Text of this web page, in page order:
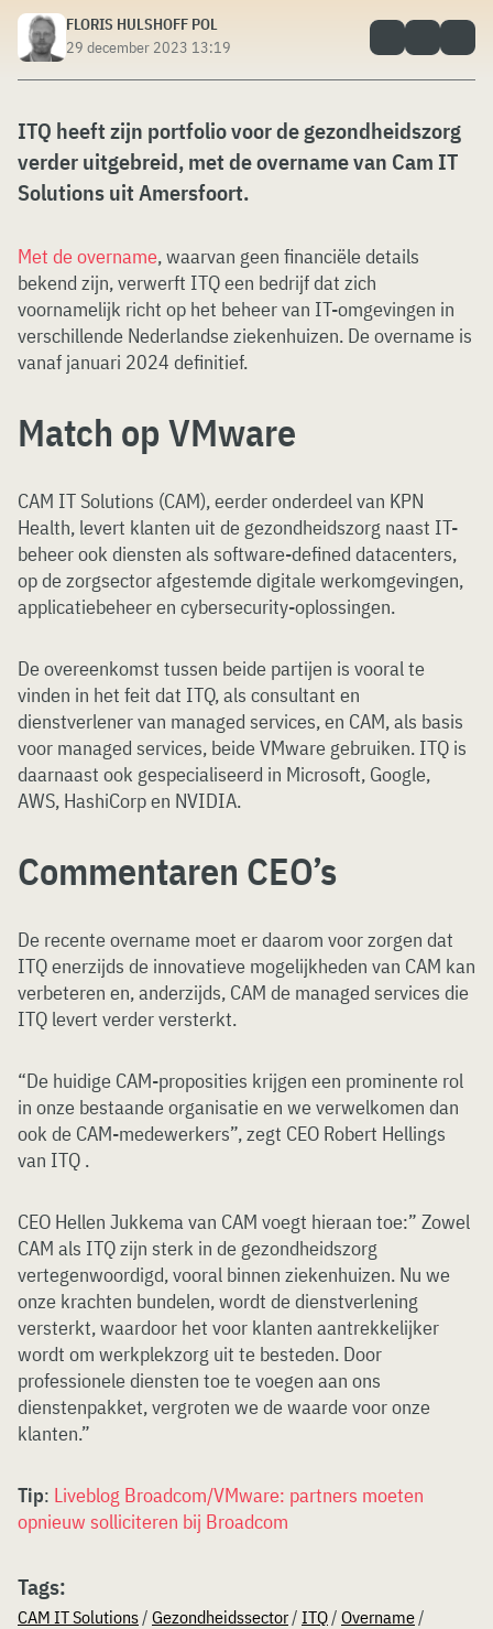
FLORIS HULSHOFF POL
29 december 2023 13:19
ITQ heeft zijn portfolio voor de gezondheidszorg
verder uitgebreid, met de overname van Cam IT
Solutions uit Amersfoort.
Met de overname, waarvan geen financiële details
bekend zijn, verwerft ITQ een bedrijf dat zich
voornamelijk richt op het beheer van IT-omgevingen in
verschillende Nederlandse ziekenhuizen. De overname is
vanaf januari 2024 definitief.
Match op VMware
CAM IT Solutions (CAM), eerder onderdeel van KPN
Health, levert klanten uit de gezondheidszorg naast IT-
beheer ook diensten als software-defined datacenters,
op de zorgsector afgestemde digitale werkomgevingen,
applicatiebeheer en cybersecurity-oplossingen.
De overeenkomst tussen beide partijen is vooral te
vinden in het feit dat ITQ, als consultant en
dienstverlener van managed services, en CAM, als basis
voor managed services, beide VMware gebruiken. ITQ is
daarnaast ook gespecialiseerd in Microsoft, Google,
AWS, HashiCorp en NVIDIA.
Commentaren CEO’s
De recente overname moet er daarom voor zorgen dat
ITQ enerzijds de innovatieve mogelijkheden van CAM kan
verbeteren en, anderzijds, CAM de managed services die
ITQ levert verder versterkt.
“De huidige CAM-proposities krijgen een prominente rol
in onze bestaande organisatie en we verwelkomen dan
ook de CAM-medewerkers”, zegt CEO Robert Hellings
van ITQ .
CEO Hellen Jukkema van CAM voegt hieraan toe:” Zowel
CAM als ITQ zijn sterk in de gezondheidszorg
vertegenwoordigd, vooral binnen ziekenhuizen. Nu we
onze krachten bundelen, wordt de dienstverlening
versterkt, waardoor het voor klanten aantrekkelijker
wordt om werkplekzorg uit te besteden. Door
professionele diensten toe te voegen aan ons
dienstenpakket, vergroten we de waarde voor onze
klanten.”
Tip: Liveblog Broadcom/VMware: partners moeten
opnieuw solliciteren bij Broadcom
Tags:
CAM IT Solutions/ Gezondheidssector/ ITQ/ Overname/